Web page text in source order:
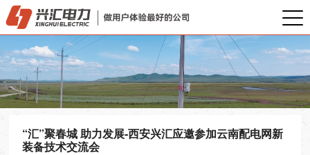
“汇”聚春城 助力发展-西安兴汇应邀参加云南配电网新
装备技术交流会